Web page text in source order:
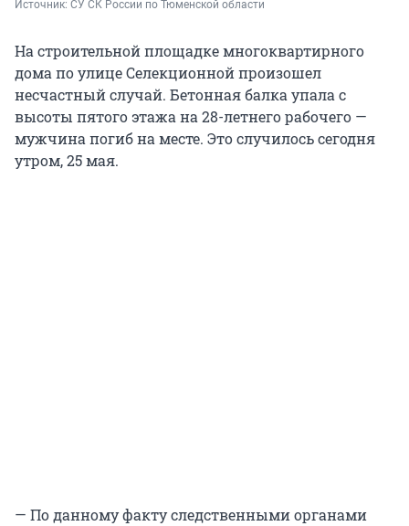
Источник: СУ СК России по Тюменской области
На строительной площадке многоквартирного
дома по улице Селекционной произошел
несчастный случай. Бетонная балка упала с
высоты пятого этажа на 28-летнего рабочего —
мужчина погиб на месте. Это случилось сегодня
утром, 25 мая.
— По данному факту следственными органами